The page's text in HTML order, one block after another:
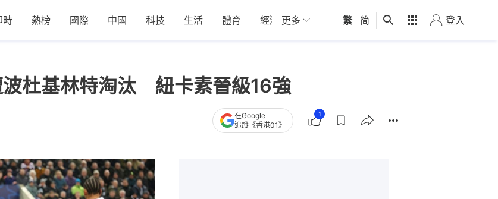
時 熱榜 國際 中國 科技 生活 體育 經濟 01深圳 觀點 健康 好食玩飛
更多 繁 简 登入
杜基林特淘汰 紐卡素晉級16強
在Google
追蹤《香港01》
1